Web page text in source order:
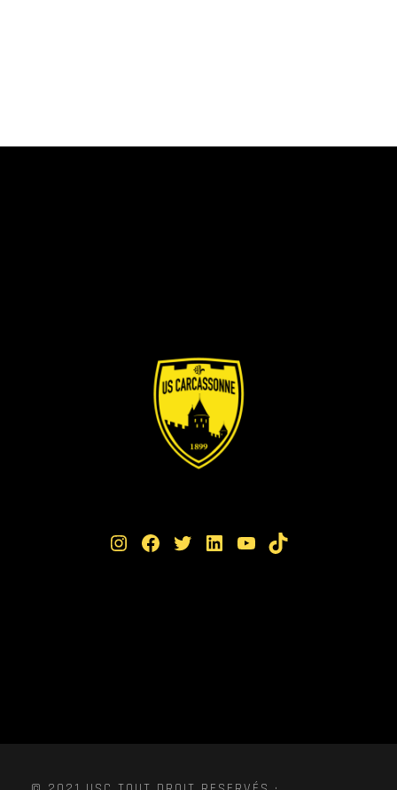
Instagram Facebook Twitter LinkedIn YouTube TikTok